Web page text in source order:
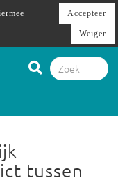
tussen
Accepteer
Weiger